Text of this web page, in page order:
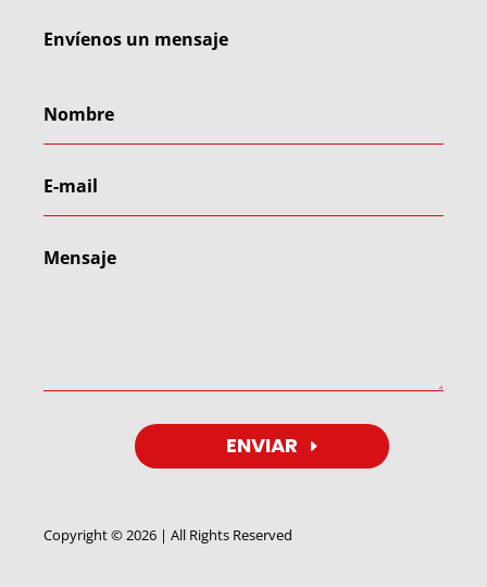
Envíenos un mensaje
ENVIAR
Copyright © 2026 | All Rights Reserved